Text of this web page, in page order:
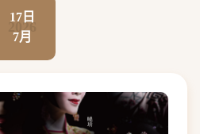
2026
17日
7月